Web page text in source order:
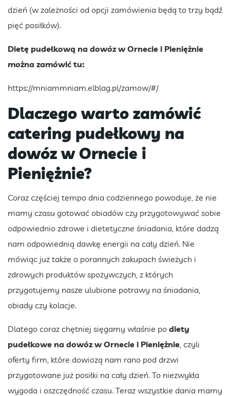
dzień (w zależności od opcji zamówienia będą to trzy bądź
pięć posiłków).
Dietę pudełkową na dowóz w Ornecie i Pieniężnie
można zamówić tu:
https://mniammniam.elblag.pl/zamow/#/
Dlaczego warto zamówić
catering pudełkowy na
dowóz w Ornecie i
Pieniężnie?
Coraz częściej tempo dnia codziennego powoduje, że nie
mamy czasu gotować obiadów czy przygotowywać sobie
odpowiednio zdrowe i dietetyczne śniadania, które dadzą
nam odpowiednią dawkę energii na cały dzień. Nie
mówiąc już także o porannych zakupach świeżych i
zdrowych produktów spożywczych, z których
przygotujemy nasze ulubione potrawy na śniadania,
obiady czy kolacje.
Dlatego coraz chętniej sięgamy właśnie po diety
pudełkowe na dowóz w Ornecie i Pieniężnie , czyli
oferty firm, które dowiozą nam rano pod drzwi
przygotowane już posiłki na cały dzień. To niezwykła
wygoda i oszczędność czasu. Teraz wszystkie dania mamy